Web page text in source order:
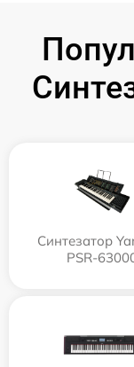
Синтезатор
PSR-